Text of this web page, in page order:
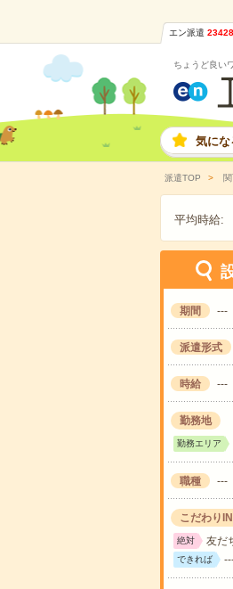
エン派遣 23428
ちょうど良い
気にな
派遣TOP
平均時給:
期間 ---
派遣形式
時給 ---
勤務地
勤務エリア
職種 ---
こだわり
絶対 友だ
できれば